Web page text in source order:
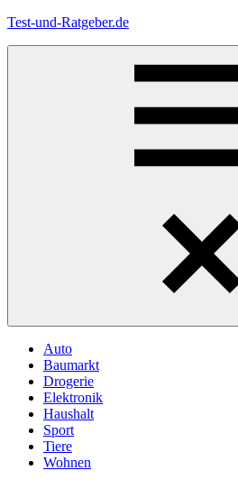
Zum
Test-und-Ratgeber.de
Auto
Baumarkt
Drogerie
Elektronik
Haushalt
Sport
Tiere
Wohnen